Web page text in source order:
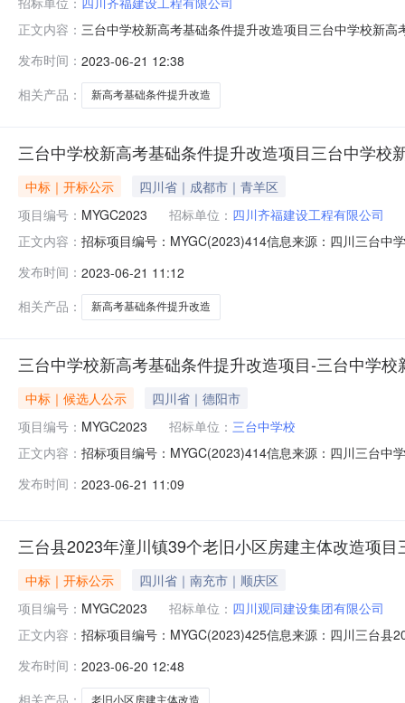
正文内容： 三台中学校新高考基础条件提升改造项目三台中学校新
程有限公司完整40000.0000004261410.170000合格60
发布时间： 2023-06-21 12:38
相关产品：
新高考基础条件提升改造
三台中学校新高考基础条件提升改造项目三台中学校
中标｜开标公示
四川省｜成都市｜青羊区
项目编号： MYGC2023 招标单位： 四川齐福建设工程有限公司
正文内容： 招标项目编号：MYGC(2023)414信息来源：四川三台中
条件提升改造项目施工开标记录表开标时间：2023-06-
发布时间： 2023-06-21 11:12
相关产品：
新高考基础条件提升改造
三台中学校新高考基础条件提升改造项目-三台中学
中标｜候选人公示
四川省｜德阳市
项目编号： MYGC2023 招标单位： 三台中学校
正文内容： 招标项目编号：MYGC(2023)414信息来源：四川三台中
造项目施工项目业主三台中学校项目业主联系电话
发布时间： 2023-06-21 11:09
三台县2023年潼川镇39个老旧小区房建主体改造项
中标｜开标公示
四川省｜南充市｜顺庆区
项目编号： MYGC2023 招标单位： 四川观同建设集团有限公司
正文内容： 招标项目编号：MYGC(2023)425信息来源：四川三台县
主体改造项目三台县2023年潼川镇39个老旧小区房建主
发布时间： 2023-06-20 12:48
老旧小区房建主体改造